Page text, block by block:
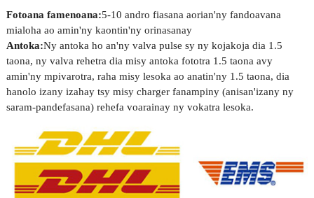
Fotoana famenoana:5-10 andro fiasana aorian'ny fandoavana
mialoha ao amin'ny kaontin'ny orinasanay
Antoka:Ny antoka ho an'ny valva pulse sy ny kojakoja dia 1.5
taona, ny valva rehetra dia misy antoka fototra 1.5 taona avy
amin'ny mpivarotra, raha misy lesoka ao anatin'ny 1.5 taona, dia
hanolo izany izahay tsy misy charger fanampiny (anisan'izany ny
saram-pandefasana) rehefa voarainay ny vokatra lesoka.